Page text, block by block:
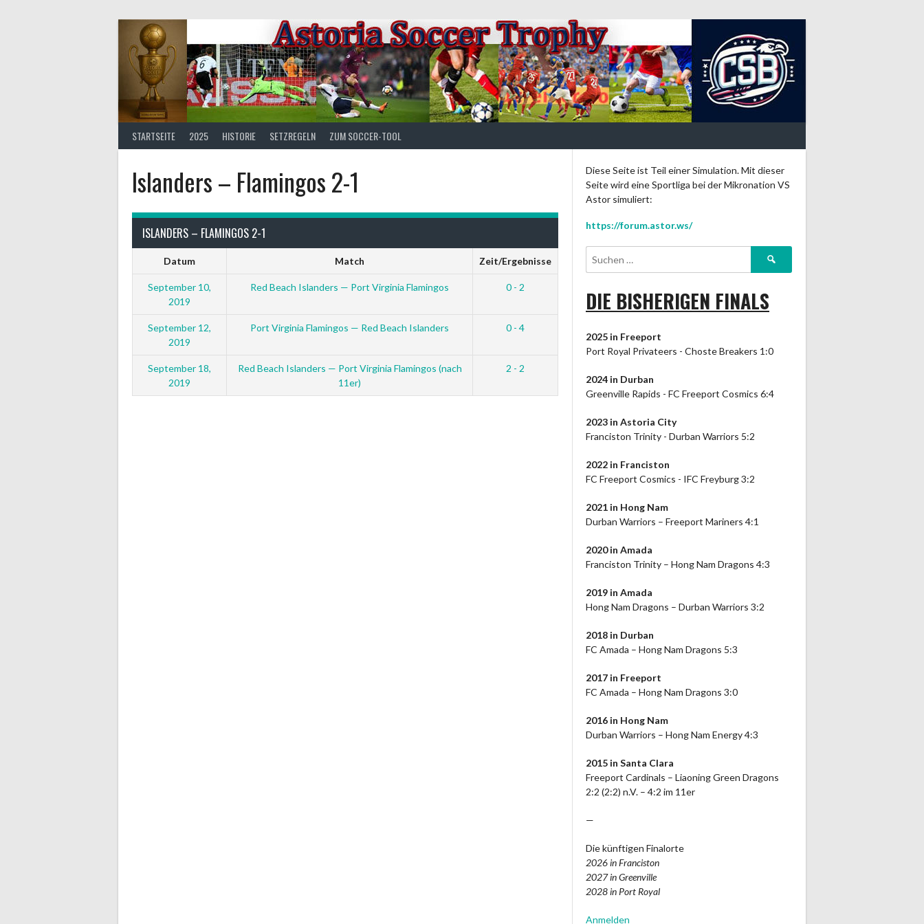
STARTSEITE 2025 HISTORIE SETZREGELN ZUM SOCCER-TOOL
Islanders – Flamingos 2-1
ISLANDERS – FLAMINGOS 2-1
Datum Match Zeit/Ergebnisse
September 10,
2019
Red Beach Islanders — Port Virginia Flamingos 0 - 2
September 12,
2019
Port Virginia Flamingos — Red Beach Islanders 0 - 4
September 18,
2019
Red Beach Islanders — Port Virginia Flamingos (nach
11er)
2 - 2
Diese Seite ist Teil einer Simulation. Mit dieser
Seite wird eine Sportliga bei der Mikronation VS
Astor simuliert:
https://forum.astor.ws/
Suchen
DIE BISHERIGEN FINALS
2025 in Freeport
Port Royal Privateers - Choste Breakers 1:0
2024 in Durban
Greenville Rapids - FC Freeport Cosmics 6:4
2023 in Astoria City
Franciston Trinity - Durban Warriors 5:2
2022 in Franciston
FC Freeport Cosmics - IFC Freyburg 3:2
2021 in Hong Nam
Durban Warriors – Freeport Mariners 4:1
2020 in Amada
Franciston Trinity – Hong Nam Dragons 4:3
2019 in Amada
Hong Nam Dragons – Durban Warriors 3:2
2018 in Durban
FC Amada – Hong Nam Dragons 5:3
2017 in Freeport
FC Amada – Hong Nam Dragons 3:0
2016 in Hong Nam
Durban Warriors – Hong Nam Energy 4:3
2015 in Santa Clara
Freeport Cardinals – Liaoning Green Dragons
2:2 (2:2) n.V. – 4:2 im 11er
—
Die künftigen Finalorte
2026 in Franciston
2027 in Greenville
2028 in Port Royal
Anmelden